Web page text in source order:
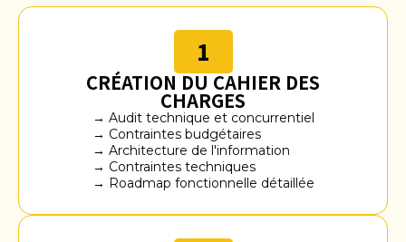
1
CRÉATION DU CAHIER DES
CHARGES
→ Audit technique et concurrentiel
→ Contraintes budgétaires
→ Architecture de l'information
→ Contraintes techniques
→ Roadmap fonctionnelle détaillée